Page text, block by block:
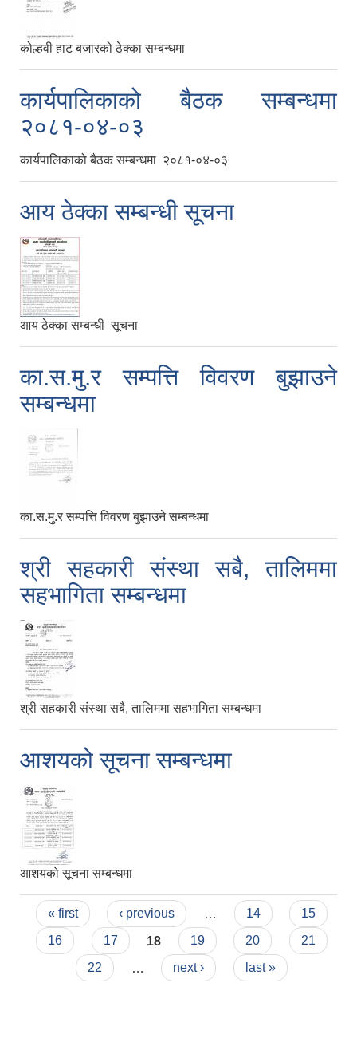
कोल्हवी हाट बजारको ठेक्का सम्बन्धमा
कार्यपालिकाको बैठक सम्बन्धमा
२०८१-०४-०३
कार्यपालिकाको बैठक सम्बन्धमा २०८१-०४-०३
आय ठेक्का सम्बन्धी सूचना
आय ठेक्का सम्बन्धी सूचना
का.स.मु.र सम्पत्ति विवरण बुझाउने
सम्बन्धमा
का.स.मु.र सम्पत्ति विवरण बुझाउने सम्बन्धमा
श्री सहकारी संस्था सबै, तालिममा
सहभागिता सम्बन्धमा
श्री सहकारी संस्था सबै, तालिममा सहभागिता सम्बन्धमा
आशयको सूचना सम्बन्धमा
आशयको सूचना सम्बन्धमा
Pages
« first ‹ previous 14
15
16
17 18 19 20
21
22
next › last »